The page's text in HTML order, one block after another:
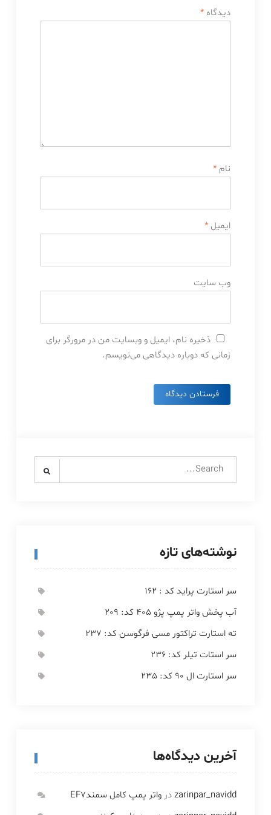
دیدگاه *
نام *
ایمیل *
وب‌ سایت
ذخیره نام، ایمیل و وبسایت من در مرورگر برای
زمانی که دوباره دیدگاهی می‌نویسم.
Search
نوشته‌های تازه
سر استارت پراید کد : 162
آب پخش واتر پمپ پژو 405 کد: 209
ته استارت تراکتور مسی فرگوسن کد: 237
سر استات تیلر کد: 236
سر استارت ال 90 کد: 235
آخرین دیدگاه‌ها
zarinpar_naviddدرواتر پمپ کامل سمندEF7